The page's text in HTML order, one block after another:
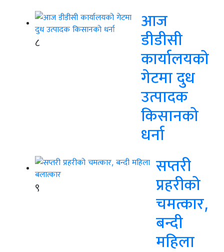
८
आज
डीडीसी
कार्यालयको
गेटमा दुध
उत्पादक
किसानको
धर्ना
९
सप्तरी
प्रहरीको
चमत्कार,
बन्दी
महिला